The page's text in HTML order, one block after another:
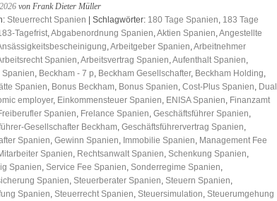
von Frank Dieter Müller
Steuerrecht Spanien | Schlagwörter: 180 Tage Spanien 183 Tage
Tagefrist Abgabenordnung Spanien Aktien Spanien Angestellte
Arbeitgeber Spanien Arbeitnehmer
Spanien Arbeitsvertrag Spanien Aufenthalt Spanien
Spanien Beckham - 7 p Beckham Gesellschafter, Beckham Holding
Spanien Bonus Beckham Bonus Spanien Cost-Plus Spanien Dual
employer, Einkommensteuer Spanien ENISA Spanien Finanzamt
Spanien Frelance Spanien Geschäftsführer Spanien
Gesellschafter Beckham Geschäftsführervertrag Spanien
Spanien Gewinn Spanien Immobilie Spanien Management Fee
Spanien Rechtsanwalt Spanien Schenkung Spanien
Spanien Service Fee Spanien Sonderregime Spanien
Spanien Steuerberater Spanien Steuern Spanien
Spanien Steuerrecht Spanien Steuersimulation Steuerumgehung